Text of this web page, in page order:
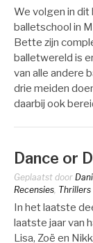
We volgen in dit
balletschool in
Bette zijn
balletwereld is
van alle andere
drie meiden
daarbij ook
Dance or
Geplaatst door
Recensies, Thrillers
In het laatste
laatste jaar van
Lisa, Zoë en